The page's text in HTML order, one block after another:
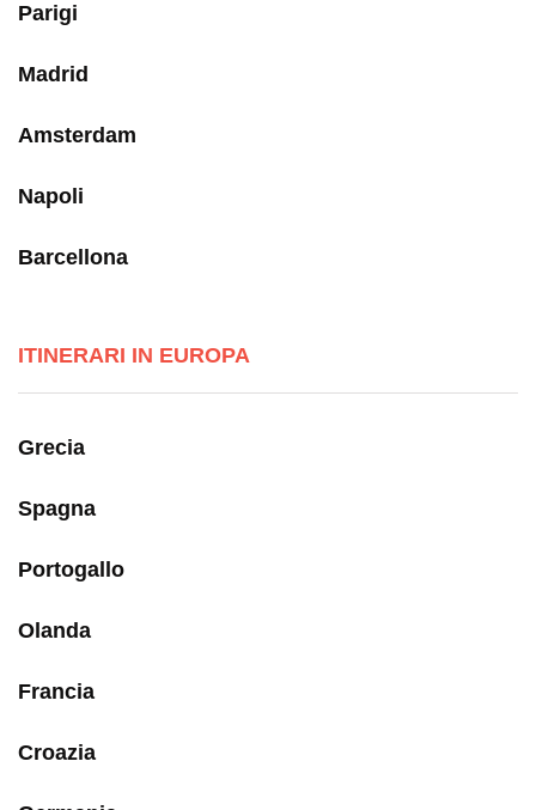
Parigi
Madrid
Amsterdam
Napoli
Barcellona
ITINERARI IN EUROPA
Grecia
Spagna
Portogallo
Olanda
Francia
Croazia